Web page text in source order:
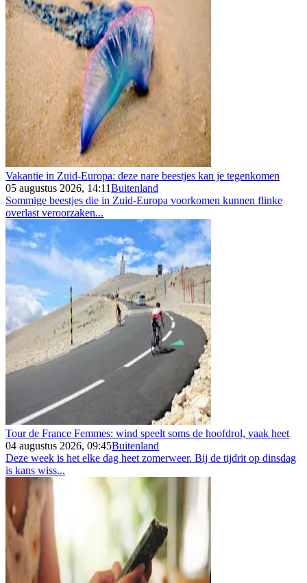
Vakantie in Zuid-Europa: deze nare beestjes kan je tegenkomen
05 augustus 2026, 14:11Buitenland
Sommige beestjes die in Zuid-Europa voorkomen kunnen flinke
overlast veroorzaken...
Tour de France Femmes: wind speelt soms de hoofdrol, vaak heet
04 augustus 2026, 09:45Buitenland
Deze week is het elke dag heet zomerweer. Bij de tijdrit op dinsdag
is kans wiss...